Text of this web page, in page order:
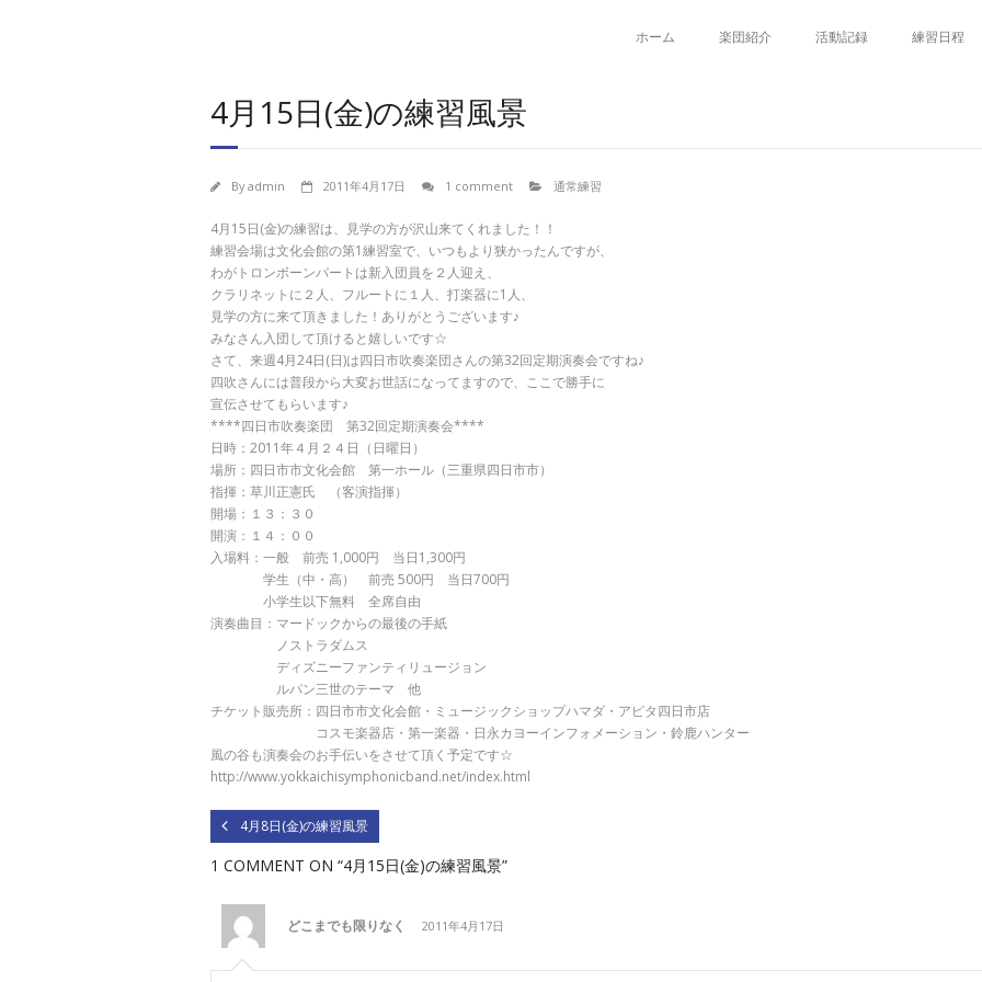
ホーム 楽団紹介 活動記録 練習日程
4月15日(金)の練習風景
Byadmin 2011年4月17日 1 comment 通常練習
4月15日(金)の練習は、見学の方が沢山来てくれました！！
練習会場は文化会館の第1練習室で、いつもより狭かったんですが、
わがトロンボーンパートは新入団員を２人迎え、
クラリネットに２人、フルートに１人、打楽器に1人、
見学の方に来て頂きました！ありがとうございます♪
みなさん入団して頂けると嬉しいです☆
さて、来週4月24日(日)は四日市吹奏楽団さんの第32回定期演奏会ですね♪
四吹さんには普段から大変お世話になってますので、ここで勝手に
宣伝させてもらいます♪
****四日市吹奏楽団 第32回定期演奏会****
日時：2011年４月２４日（日曜日）
場所：四日市市文化会館 第一ホール（三重県四日市市）
指揮：草川正憲氏 （客演指揮）
開場：１３：３０
開演：１４：００
入場料：一般 前売 1,000円 当日1,300円
学生（中・高） 前売 500円 当日700円
小学生以下無料 全席自由
演奏曲目：マードックからの最後の手紙
ノストラダムス
ディズニーファンティリュージョン
ルパン三世のテーマ 他
チケット販売所：四日市市文化会館・ミュージックショップハマダ・アピタ四日市店
コスモ楽器店・第一楽器・日永カヨーインフォメーション・鈴鹿ハンター
風の谷も演奏会のお手伝いをさせて頂く予定です☆
http://www.yokkaichisymphonicband.net/index.html
4月8日(金)の練習風景
1 COMMENT ON “4月15日(金)の練習風景”
どこまでも限りなく 2011年4月17日